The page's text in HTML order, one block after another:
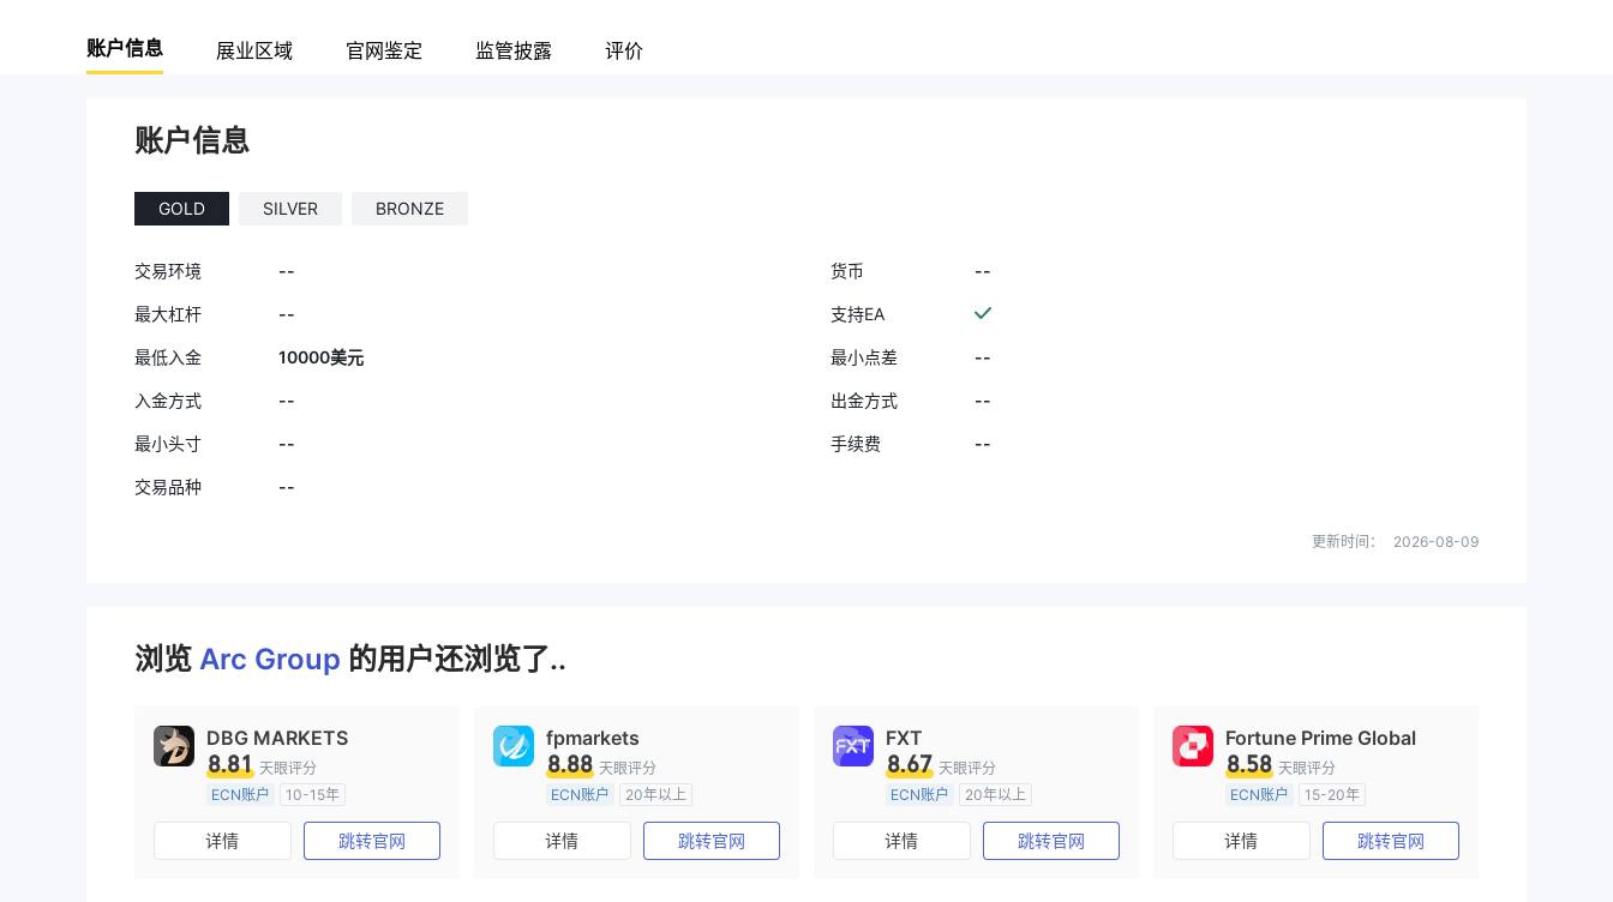
8
9
账户信息 展业区域 官网鉴定 监管披露 评价
账户信息
GOLD SILVER BRONZE
交易环境 -- 货币 --
最大杠杆 -- 支持EA
最低入金 10000美元 最小点差 --
入金方式 -- 出金方式 --
最小头寸 -- 手续费 --
交易品种 --
更新时间： 2026-08-09
浏览 Arc Group 的用户还浏览了..
DBG MARKETS
8.81 天眼评分
ECN账户
10-15年
澳大利亚监管
全牌照 (MM)
主标MT4
详情 跳转官网
fpmarkets
8.88 天眼评分
ECN账户
20年以上
澳大利亚监管
全牌照 (MM)
主标MT4
详情 跳转官网
FXT
8.67 天眼评分
ECN账户
20年以上
澳大利亚监管
全牌照 (MM)
主标MT4
详情 跳转官网
Fortune Prime Global
8.58 天眼评分
ECN账户
15-20年
澳大利亚监管
全牌照 (MM)
主标MT4
详情 跳转官网